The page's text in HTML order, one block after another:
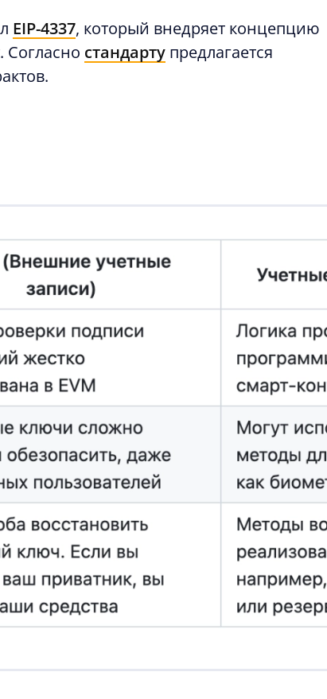
EIP-4337, который внедряет концепцию
Согласно стандарту предлагается